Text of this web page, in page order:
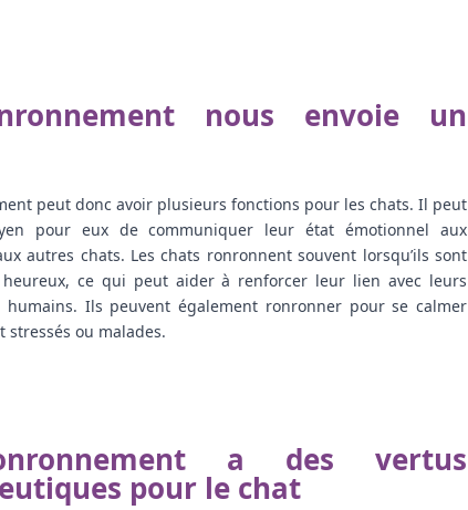
nous envoie un
peut donc avoir plusieurs fonctions pour les chats. Il peut
pour eux de communiquer leur état émotionnel aux
autres chats. Les chats ronronnent souvent lorsqu’ils sont
ce qui peut aider à renforcer leur lien avec leurs
humains. Ils peuvent également ronronner pour se calmer
stressés ou malades.
a des vertus
pour le chat